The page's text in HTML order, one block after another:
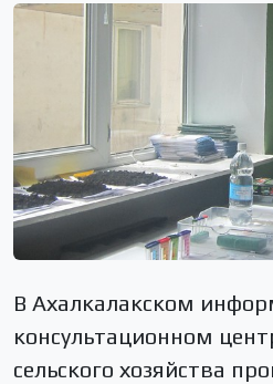
В Ахалкалакском
консультационном
сельского хозяйства